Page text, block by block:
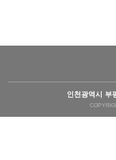
인천광역시 부